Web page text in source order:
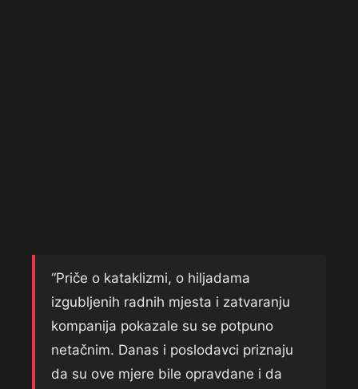
“Priče o kataklizmi, o hiljadama
izgubljenih radnih mjesta i zatvaranju
kompanija pokazale su se potpuno
netačnim. Danas i poslodavci priznaju
da su ove mjere bile opravdane i da